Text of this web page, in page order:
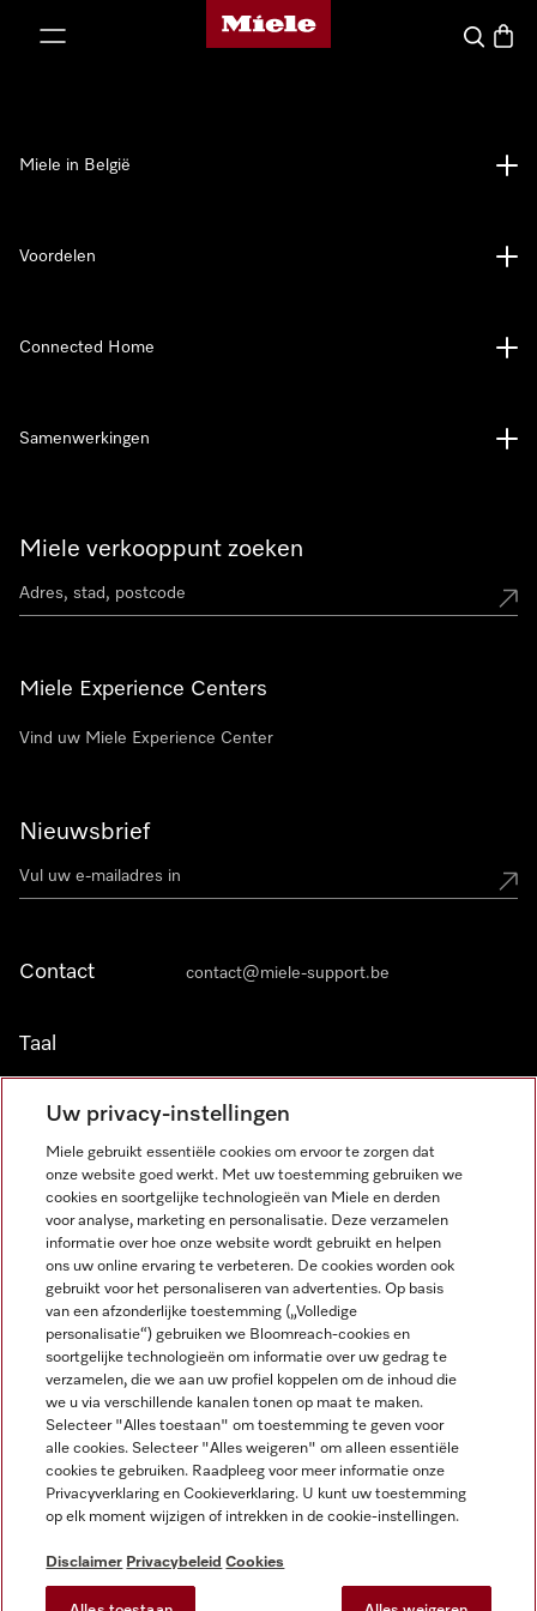
Miele homepage
Wat zoek
Miele verkooppunt zoeken
Miele Experience Centers
Vind uw Miele Experience Center
Nieuwsbrief
Contact contact@miele-support.be
Taal
NEDERLANDS
Miele in België
Voordelen
Connected Home
Samenwerkingen
Wettelijke Informatie
Algemene voorwaarden
Privacybeleid
Gebruiksvoorwaarden
Toegankelijkheidsverklaring
Digital Services Act
Miele op Facebook
Miele op Youtube
Miele op Instagram
Miele op Pinterest
Uw privacy-instellingen
Miele gebruikt essentiële cookies om ervoor te zorgen dat
onze website goed werkt. Met uw toestemming gebruiken we
cookies en soortgelijke technologieën van Miele en derden
voor analyse, marketing en personalisatie. Deze verzamelen
informatie over hoe onze website wordt gebruikt en helpen
ons uw online ervaring te verbeteren. De cookies worden ook
gebruikt voor het personaliseren van advertenties. Op basis
van een afzonderlijke toestemming („Volledige
personalisatie“) gebruiken we Bloomreach-cookies en
soortgelijke technologieën om informatie over uw gedrag te
verzamelen, die we aan uw profiel koppelen om de inhoud die
we u via verschillende kanalen tonen op maat te maken.
Selecteer "Alles toestaan" om toestemming te geven voor
alle cookies. Selecteer "Alles weigeren" om alleen essentiële
cookies te gebruiken. Raadpleeg voor meer informatie onze
Privacyverklaring en Cookieverklaring. U kunt uw toestemming
op elk moment wijzigen of intrekken in de cookie-instellingen.
Disclaimer Privacybeleid Cookies